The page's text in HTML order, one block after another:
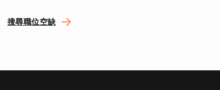
搜尋職位空缺